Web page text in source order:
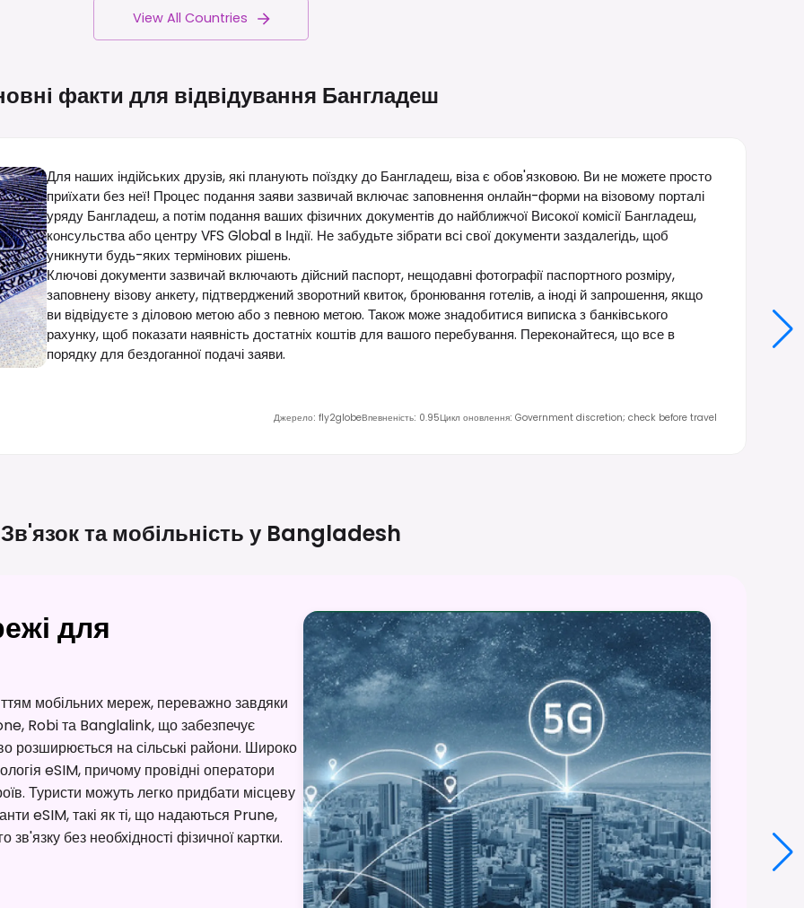
View All Countries
факти для відвідування Бангладеш
Для наших індійських друзів, які планують поїздку до Бангладеш, віза є обов'язковою. Ви не можете просто
приїхати без неї! Процес подання заяви зазвичай включає заповнення онлайн-форми на візовому порталі
уряду Бангладеш, а потім подання ваших фізичних документів до найближчої Високої комісії Бангладеш,
консульства або центру VFS Global в Індії. Не забудьте зібрати всі свої документи заздалегідь, щоб
уникнути будь-яких термінових рішень.
Ключові документи зазвичай включають дійсний паспорт, нещодавні фотографії паспортного розміру,
заповнену візову анкету, підтверджений зворотний квиток, бронювання готелів, а іноді й запрошення, якщо
ви відвідуєте з діловою метою або з певною метою. Також може знадобитися виписка з банківського
рахунку, щоб показати наявність достатніх коштів для вашого перебування. Переконайтеся, що все в
порядку для бездоганної подачі заяви.
Джерело: fly2globeВпевненість: 0.95Цикл оновлення: Government discretion; check before travel
Зв'язок та мобільність у Bangladesh
для
мобільних мереж, переважно завдяки
Robi та Banglalink, що забезпечує
розширюється на сільські райони. Широко
eSIM, причому провідні оператори
Туристи можуть легко придбати місцеву
eSIM, такі як ті, що надаються Prune,
без необхідності фізичної картки.